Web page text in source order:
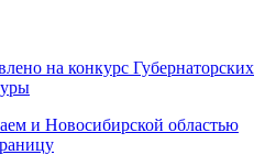
на конкурс Губернаторских
и Новосибирской областью